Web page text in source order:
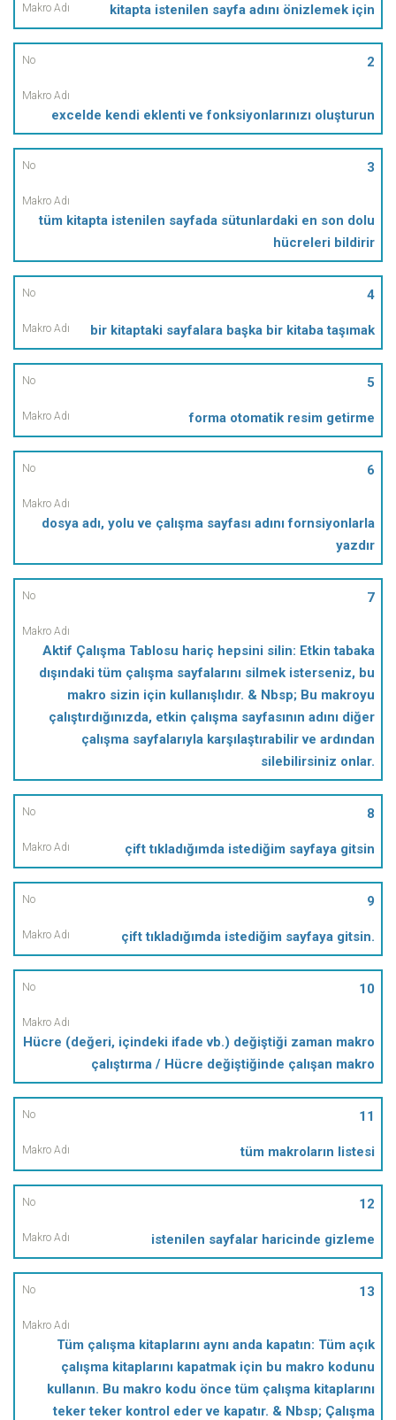
Makro
Adı
kitapta istenilen sayfa adını önizlemek için
2
excelde kendi eklenti ve fonksiyonlarınızı oluşturun
3
tüm kitapta istenilen sayfada sütunlardaki en son dolu
hücreleri bildirir
4
bir kitaptaki sayfalara başka bir kitaba taşımak
5
forma otomatik resim getirme
6
dosya adı, yolu ve çalışma sayfası adını fornsiyonlarla
yazdır
7
Aktif Çalışma Tablosu hariç hepsini silin: Etkin tabaka
dışındaki tüm çalışma sayfalarını silmek isterseniz, bu
makro sizin için kullanışlıdır. & Nbsp; Bu makroyu
çalıştırdığınızda, etkin çalışma sayfasının adını diğer
çalışma sayfalarıyla karşılaştırabilir ve ardından
silebilirsiniz onlar.
8
çift tıkladığımda istediğim sayfaya gitsin
9
çift tıkladığımda istediğim sayfaya gitsin.
10
Hücre (değeri, içindeki ifade vb.) değiştiği zaman makro
çalıştırma / Hücre değiştiğinde çalışan makro
11
tüm makroların listesi
12
istenilen sayfalar haricinde gizleme
13
Tüm çalışma kitaplarını aynı anda kapatın: Tüm açık
çalışma kitaplarını kapatmak için bu makro kodunu
kullanın. Bu makro kodu önce tüm çalışma kitaplarını
teker teker kontrol eder ve kapatır. & Nbsp; Çalışma